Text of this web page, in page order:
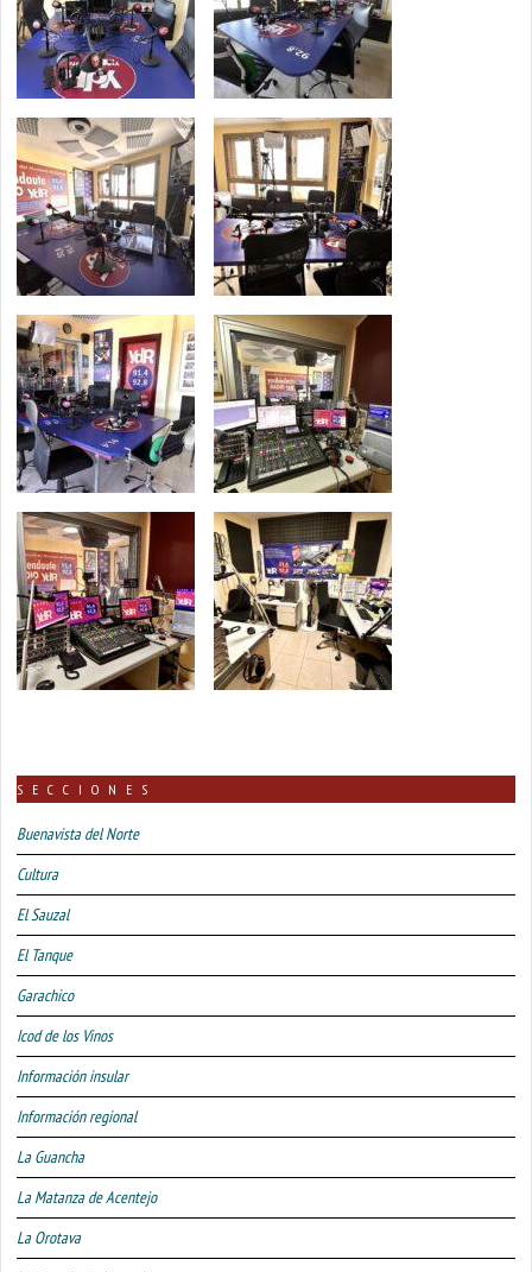
SECCIONES
Buenavista del Norte
Cultura
El Sauzal
El Tanque
Garachico
Icod de los Vinos
Información insular
Información regional
La Guancha
La Matanza de Acentejo
La Orotava